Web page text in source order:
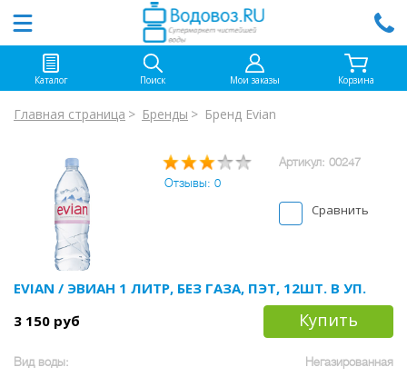
Каталог Поиск Мои заказы Корзина
Главная страница Бренды Бренд Evian
Артикул: 00247
Отзывы: 0
Сравнить
EVIAN / ЭВИАН 1 ЛИТР, БЕЗ ГАЗА, ПЭТ, 12ШТ. В УП.
3 150 руб
Купить
Вид воды: Негазированная